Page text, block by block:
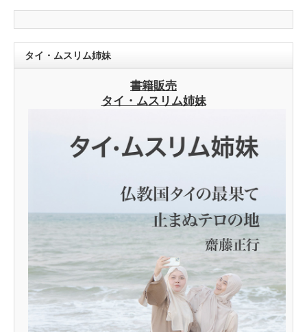
タイ・ムスリム姉妹
書籍販売
タイ・ムスリム姉妹